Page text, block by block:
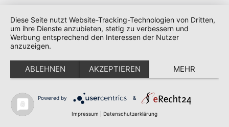
Accessoires
Allgemein
Anleitungen
Home
Stricken
Diese Seite nutzt Website-Tracking-Technologien von Dritten,
um ihre Dienste anzubieten, stetig zu verbessern und
Werbung entsprechend den Interessen der Nutzer
anzuzeigen.
ABLEHNEN AKZEPTIEREN MEHR
Powered by &
Impressum Datenschutzerklärung